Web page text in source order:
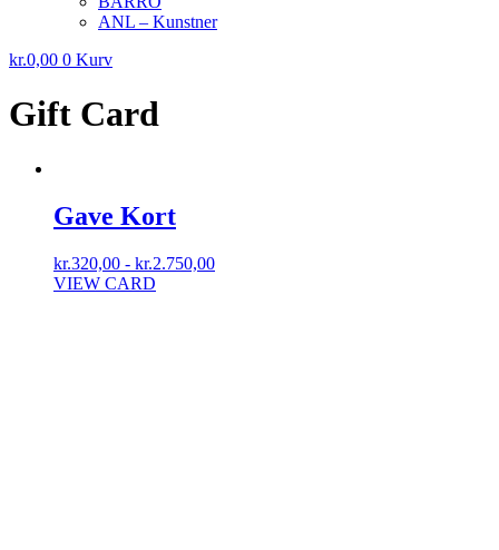
ANL – Kunstner
kr.0,00 0 Kurv
Gift Card
Gave Kort
kr.320,00 - kr.2.750,00
VIEW CARD